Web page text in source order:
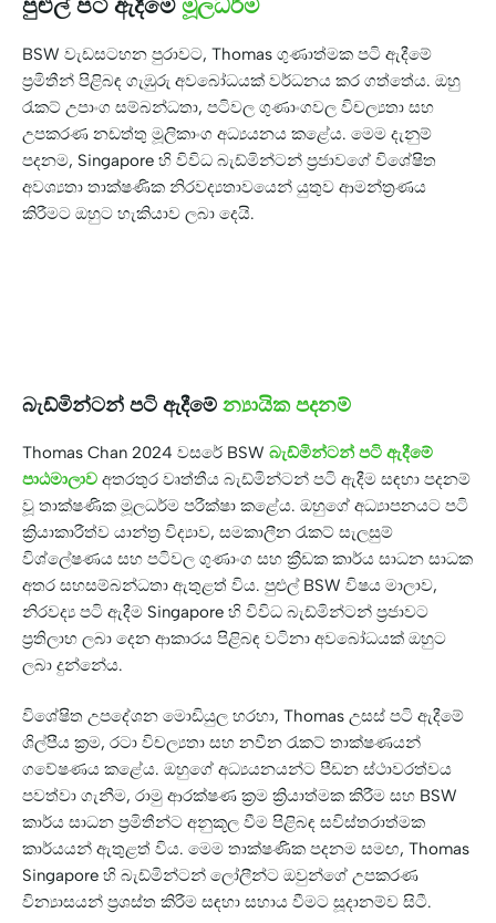
පුළුල් පටි ඇදීමේ මූලධර්ම
BSW වැඩසටහන පුරාවට, Thomas ගුණාත්මක පටි ඇදීමේ
ප්‍රමිතීන් පිළිබඳ ගැඹුරු අවබෝධයක් වර්ධනය කර ගත්තේය. ඔහු
රැකට් උපාංග සම්බන්ධතා, පටිවල ගුණාංගවල විචල්‍යතා සහ
උපකරණ නඩත්තු මූලිකාංග අධ්‍යයනය කළේය. මෙම දැනුම්
පදනම, Singapore හි විවිධ බැඩ්මින්ටන් ප්‍රජාවගේ විශේෂිත
අවශ්‍යතා තාක්ෂණික නිරවද්‍යතාවයෙන් යුතුව ආමන්ත්‍රණය
කිරීමට ඔහුට හැකියාව ලබා දෙයි.
බැඩ්මින්ටන් පටි ඇදීමේ න්‍යායික පදනම්
Thomas Chan 2024 වසරේ BSW බැඩ්මින්ටන් පටි ඇදීමේ
පාඨමාලාව අතරතුර වෘත්තීය බැඩ්මින්ටන් පටි ඇදීම සඳහා පදනම්
වූ තාක්ෂණික මූලධර්ම පරීක්ෂා කළේය. ඔහුගේ අධ්‍යාපනයට පටි
ක්‍රියාකාරීත්ව යාන්ත්‍ර විද්‍යාව, සමකාලීන රැකට් සැලසුම්
විශ්ලේෂණය සහ පටිවල ගුණාංග සහ ක්‍රීඩක කාර්ය සාධන සාධක
අතර සහසම්බන්ධතා ඇතුළත් විය. පුළුල් BSW විෂය මාලාව,
නිරවද්‍ය පටි ඇදීම Singapore හි විවිධ බැඩ්මින්ටන් ප්‍රජාවට
ප්‍රතිලාභ ලබා දෙන ආකාරය පිළිබඳ වටිනා අවබෝධයක් ඔහුට
ලබා දුන්නේය.
විශේෂිත උපදේශන මොඩියුල හරහා, Thomas උසස් පටි ඇදීමේ
ශිල්පීය ක්‍රම, රටා විචල්‍යතා සහ නවීන රැකට් තාක්ෂණයන්
ගවේෂණය කළේය. ඔහුගේ අධ්‍යයනයන්ට පීඩන ස්ථාවරත්වය
පවත්වා ගැනීම, රාමු ආරක්ෂණ ක්‍රම ක්‍රියාත්මක කිරීම සහ BSW
කාර්ය සාධන ප්‍රමිතීන්ට අනුකූල වීම පිළිබඳ සවිස්තරාත්මක
කාර්යයන් ඇතුළත් විය. මෙම තාක්ෂණික පදනම සමඟ, Thomas
Singapore හි බැඩ්මින්ටන් ලෝලීන්ට ඔවුන්ගේ උපකරණ
වින්‍යාසයන් ප්‍රශස්ත කිරීම සඳහා සහාය වීමට සූදානම්ව සිටී.